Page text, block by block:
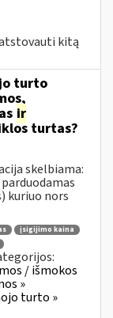
kitą
turto
ir
turtas?
skelbiama:
kuriuo nors
įsigijimo kaina
/ išmokos
»
turto »